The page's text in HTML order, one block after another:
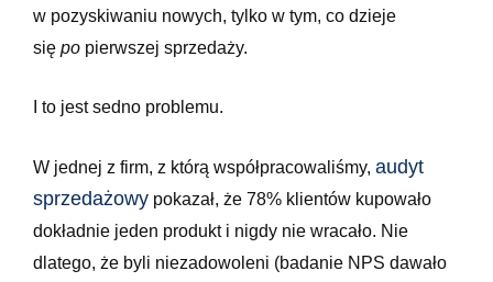
w pozyskiwaniu nowych, tylko w tym, co dzieje
się po pierwszej sprzedaży.
I to jest sedno problemu.
W jednej z firm, z którą współpracowaliśmy, audyt
sprzedażowy pokazał, że 78% klientów kupowało
dokładnie jeden produkt i nigdy nie wracało. Nie
dlatego, że byli niezadowoleni (badanie NPS dawało